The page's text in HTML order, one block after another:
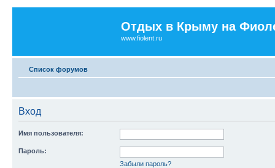
Отдых в Крыму на
www.fiolent.ru
Список форумов
Вход
Имя пользователя:
Пароль:
Забыли пароль?